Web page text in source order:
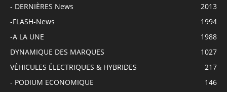
- DERNIÈRES News
2013
-FLASH-News
1994
-A LA UNE
1988
DYNAMIQUE DES MARQUES
1027
VÉHICULES ÉLECTRIQUES & HYBRIDES
217
- PODIUM ECONOMIQUE
146